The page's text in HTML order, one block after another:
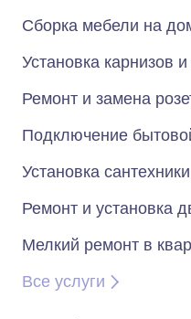
Сборка мебели на
Установка карнизов
Ремонт и замена
Подключение
Установка
Ремонт и установка
Мелкий ремонт в
Все услуги